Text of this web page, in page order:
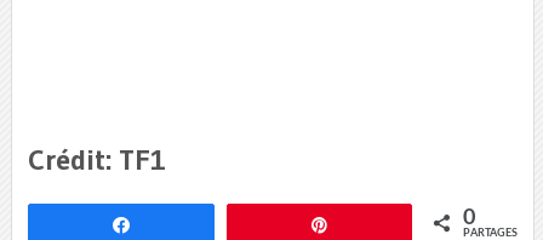
Crédit: TF1
0
PARTAGES